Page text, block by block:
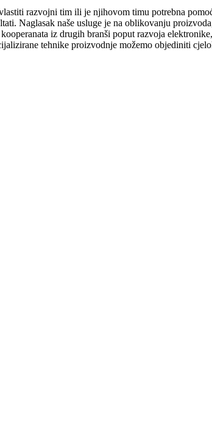
razvojni tim ili je njihovom timu potrebna
Naglasak naše usluge je na oblikovanju
iz drugih branši poput razvoja
tehnike proizvodnje možemo objediniti